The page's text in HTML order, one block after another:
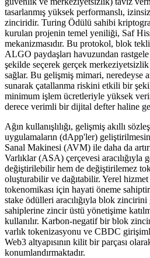
tasarlanmış yüksek performanslı,
zinciridir. Turing Ödülü sahibi
kurulan projenin temel yeniliği, Saf
mekanizmasıdır. Bu protokol, blok
ALGO paydaşları havuzundan
şekilde seçerek gerçek
sağlar. Bu gelişmiş mimari, neredeyse
sunarak çatallanma riskini etkili bir
minimum işlem ücretleriyle yüksek
derece verimli bir dijital defter haline
Ağın kullanışlılığı, gelişmiş akıllı
uygulamaların (dApp'ler)
Sanal Makinesi (AVM) ile daha da
Varlıklar (ASA) çerçevesi aracılığıyla
değiştirilebilir hem de değiştirilemez
oluşturabilir ve dağıtabilir. Yerel
tokenomikası için hayati öneme
stake ödülleri aracılığıyla blok
sahiplerine zincir üstü yönetişime
kullanılır. Karbon-negatif bir blok
varlık tokenizasyonu ve CBDC
Web3 altyapısının kilit bir parçası
konumlandırmaktadır.